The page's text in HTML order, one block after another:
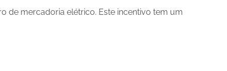
de mercadoria elétrico. Este incentivo tem um